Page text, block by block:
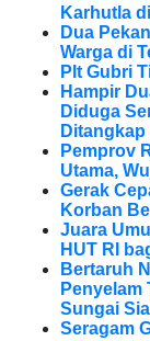
Karhutla
Dua
Warga di
Plt Gubri
Hampir
Diduga
Ditangkap
Pemprov
Utama,
Gerak
Korban
Juara
HUT RI
Bertaruh
Penyelam
Sungai
Seragam